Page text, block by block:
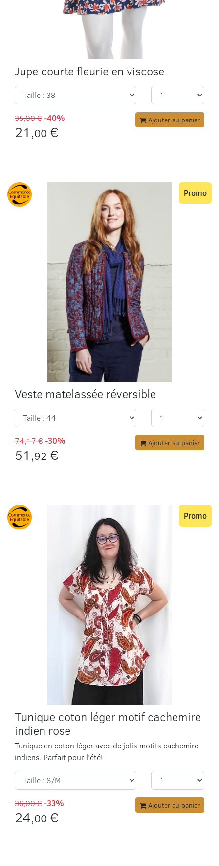
Jupe courte fleurie en viscose
35,00 €-40%
21,00 €
Ajouter au panier
Veste matelassée réversible
Promo
74,17 €-30%
51,92 €
Ajouter au panier
Tunique coton léger motif cachemire
indien rose
Tunique en coton léger avec de jolis motifs cachemire
indiens. Parfait pour l'été!
Promo
36,00 €-33%
24,00 €
Ajouter au panier